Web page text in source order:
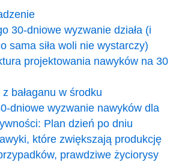
30-dniowe wyzwanie działa (i
sama siła woli nie wystarczy)
projektowania nawyków na 30
bałaganu w środku
dniowe wyzwanie nawyków dla
Plan dzień po dniu
które zwiększają produkcję
prawdziwe życiorysy